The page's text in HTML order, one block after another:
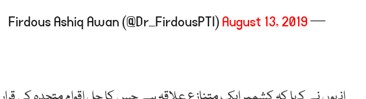
— Firdous Ashiq Awan (@Dr_FirdousPTI)
August 13, 2019